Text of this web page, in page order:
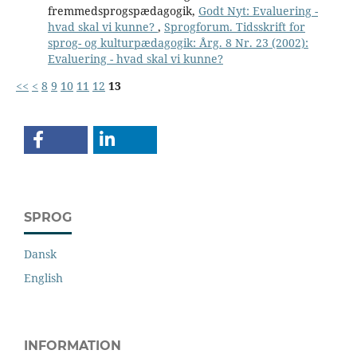
fremmedsprogspædagogik, Godt Nyt: Evaluering -
hvad skal vi kunne? , Sprogforum. Tidsskrift for
sprog- og kulturpædagogik: Årg. 8 Nr. 23 (2002):
Evaluering - hvad skal vi kunne?
<< < 8 9 10 11 12 13
SPROG
Dansk
English
INFORMATION